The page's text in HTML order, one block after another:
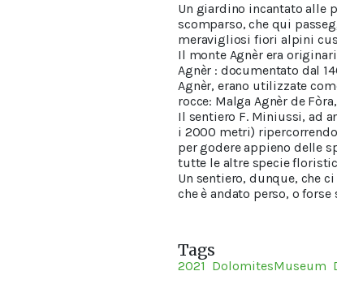
Un giardino incantato alle
scomparso, che qui
meravigliosi fiori alpini
Il monte Agnèr era
Agnèr : documentato dal
Agnèr, erano utilizzate
rocce: Malga Agnèr de
Il sentiero F. Miniussi, ad
i 2000 metri)
per godere appieno delle
tutte le altre specie
Un sentiero, dunque, che
che è andato perso, o
Tags
2021 DolomitesMuseum